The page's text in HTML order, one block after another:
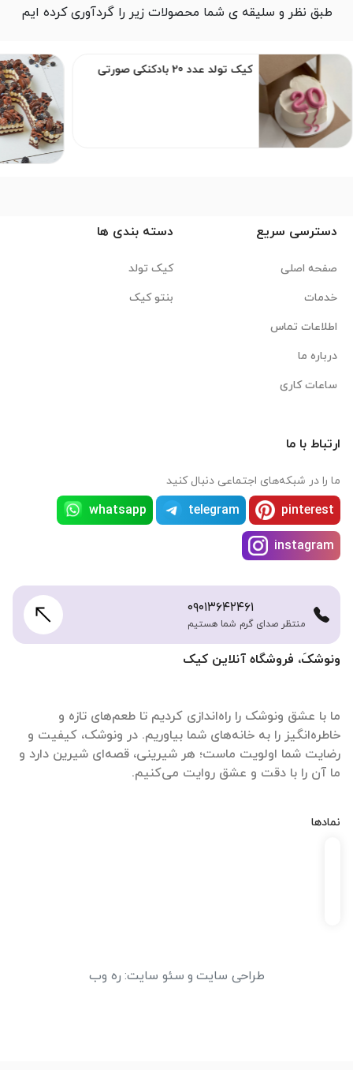
طبق نظر و سلیقه ی شما محصولات زیر را گردآوری کرده ایم
کیک تولد عدد 20 بادکنکی صورتی
ونوشکَ، فروشگاه آنلاین کیک
ما با عشق ونوشک را راه‌اندازی کردیم تا طعم‌های تازه و
خاطره‌انگیز را به خانه‌های شما بیاوریم. در ونوشک، کیفیت و
رضایت شما اولویت ماست؛ هر شیرینی، قصه‌ای شیرین دارد و
ما آن را با دقت و عشق روایت می‌کنیم.
نمادها
دسترسی سریع
صفحه اصلی
خدمات
اطلاعات تماس
درباره ما
ساعات کاری
دسته بندی ها
کیک تولد
بنتو کیک
ارتباط با ما
ما را در شبکه‌های اجتماعی دنبال کنید
pinterest
telegram
whatsapp
instagram
۰۹۰۱۳۶۴۲۴۶۱
منتظر صدای گرم شما هستیم
طراحی سایت و سئو سایت: ره وب